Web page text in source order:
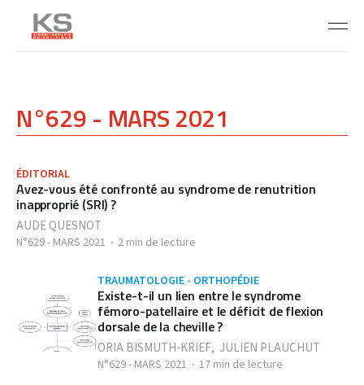
N°629 - MARS 2021
ÉDITORIAL
Avez-vous été confronté au syndrome de renutrition
inapproprié (SRI) ?
AUDE QUESNOT
N°629 - MARS 2021 2 min de lecture
TRAUMATOLOGIE - ORTHOPÉDIE
Existe-t-il un lien entre le syndrome
fémoro-patellaire et le déficit de flexion
dorsale de la cheville ?
ORIA BISMUTH-KRIEF, JULIEN PLAUCHUT
N°629 - MARS 2021 17 min de lecture